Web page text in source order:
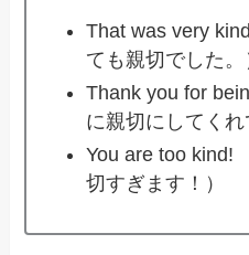
That was very
ても親切でした。
Thank you for
に親切にしてくれ
You are too kind!
切すぎます！）